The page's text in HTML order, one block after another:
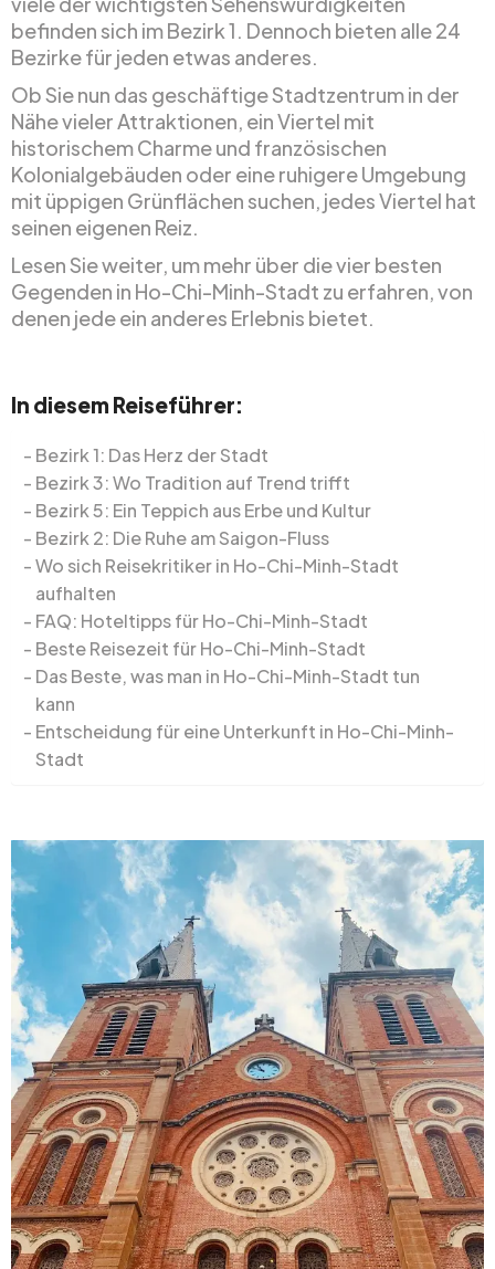
befinden sich im Bezirk 1. Dennoch bieten alle 24
Bezirke für jeden etwas anderes.
Ob Sie nun das geschäftige Stadtzentrum in der
Nähe vieler Attraktionen, ein Viertel mit
historischem Charme und französischen
Kolonialgebäuden oder eine ruhigere Umgebung
mit üppigen Grünflächen suchen, jedes Viertel hat
seinen eigenen Reiz.
Lesen Sie weiter, um mehr über die vier besten
Gegenden in Ho-Chi-Minh-Stadt zu erfahren, von
denen jede ein anderes Erlebnis bietet.
In diesem Reiseführer:
Bezirk 1: Das Herz der Stadt
Bezirk 3: Wo Tradition auf Trend trifft
Bezirk 5: Ein Teppich aus Erbe und Kultur
Bezirk 2: Die Ruhe am Saigon-Fluss
Wo sich Reisekritiker in Ho-Chi-Minh-Stadt
aufhalten
FAQ: Hoteltipps für Ho-Chi-Minh-Stadt
Beste Reisezeit für Ho-Chi-Minh-Stadt
Das Beste, was man in Ho-Chi-Minh-Stadt tun
kann
Entscheidung für eine Unterkunft in Ho-Chi-Minh-
Stadt